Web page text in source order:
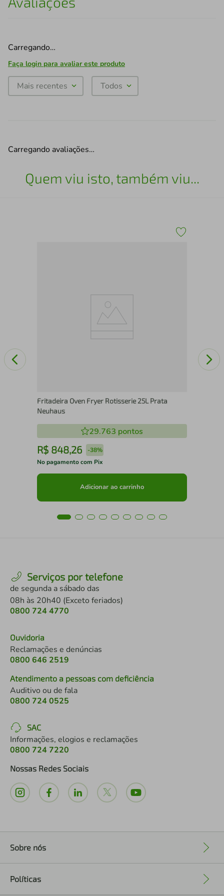
Carregando…
Faça login para avaliar este produto
Mais recentes Todos
Carregando avaliações…
Quem viu isto, também viu...
Fritadeira Oven Fryer Rotisserie 25L Prata
Neuhaus
29.763 pontos
R$ 848,26 -38%
No pagamento com Pix
Adicionar ao carrinho
Serviços por telefone
de segunda a sábado das
08h às 20h40 (Exceto feriados)
0800 724 4770
Ouvidoria
Reclamações e denúncias
0800 646 2519
Atendimento a pessoas com deficiência
Auditivo ou de fala
0800 724 0525
SAC
Informações, elogios e reclamações
0800 724 7220
Nossas Redes Sociais
Sobre nós
Políticas